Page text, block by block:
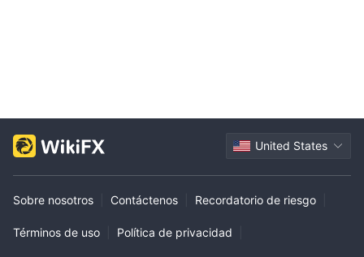
United States
Sobre nosotros Contáctenos Recordatorio de riesgo
Términos de uso Política de privacidad